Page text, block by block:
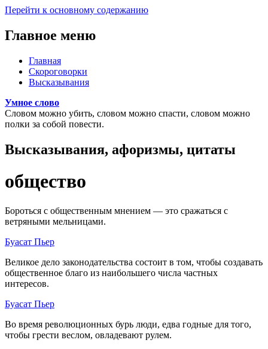
Перейти к основному содержанию
Главное меню
Главная
Скороговорки
Высказывания
Умное слово
Словом можно убить, словом можно спасти, словом можно
полки за собой повести.
Высказывания, афоризмы, цитаты
общество
Бороться с общественным мнением — это сражаться с
ветряными мельницами.
Буасат Пьер
Великое дело законодательства состоит в том, чтобы создавать
общественное благо из наибольшего числа частных
интересов.
Буасат Пьер
Во время революционных бурь люди, едва годные для того,
чтобы грести веслом, овладевают рулем.